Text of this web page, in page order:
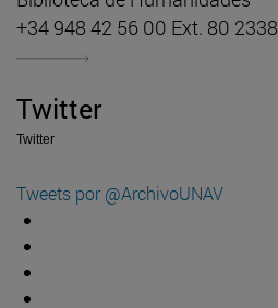
+34 948 42 56 00 Ext. 80 2338
Twitter
Twitter
Tweets por @ArchivoUNAV